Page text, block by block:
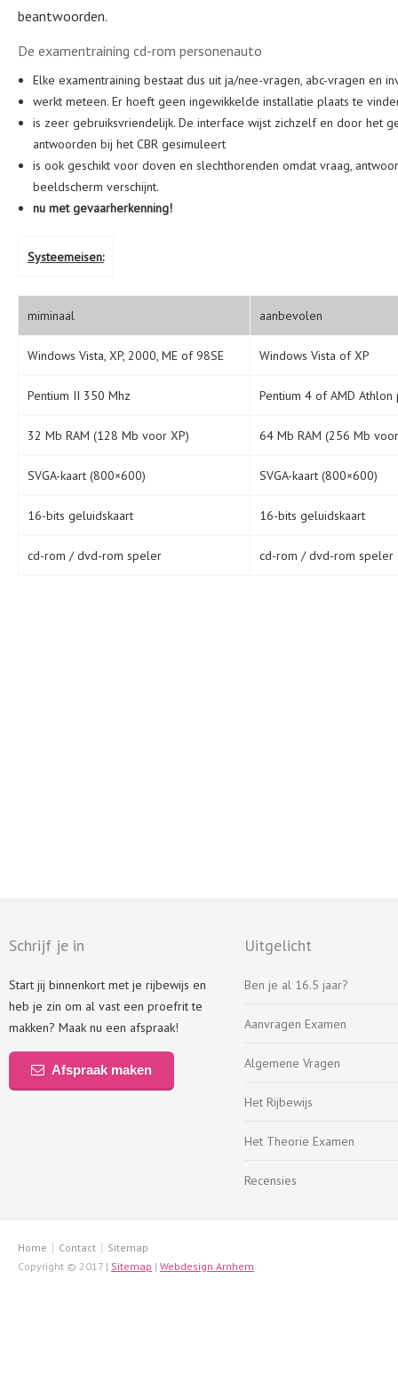
beantwoorden.
De examentraining cd-rom personenauto
Elke examentraining bestaat dus uit ja/nee-vragen, abc-vragen en
werkt meteen. Er hoeft geen ingewikkelde installatie plaats te
is zeer gebruiksvriendelijk. De interface wijst zichzelf en door het
antwoorden bij het CBR gesimuleert
is ook geschikt voor doven en slechthorenden omdat vraag,
beeldscherm verschijnt.
nu met gevaarherkenning!
Systeemeisen:
miminaal aanbevolen
Windows Vista, XP, 2000, ME of 98SE Windows Vista of XP
Pentium II 350 Mhz Pentium 4 of AMD Athlon
32 Mb RAM (128 Mb voor XP) 64 Mb RAM (256 Mb
SVGA-kaart (800×600) SVGA-kaart (800×600)
16-bits geluidskaart 16-bits geluidskaart
cd-rom / dvd-rom speler cd-rom / dvd-rom speler
Schrijf je in
Start jij binnenkort met je rijbewijs en
heb je zin om al vast een proefrit te
makken? Maak nu een afspraak!
Afspraak maken
Uitgelicht
Ben je al 16.5 jaar?
Aanvragen Examen
Algemene Vragen
Het Rijbewijs
Het Theorie Examen
Recensies
Home Contact
Sitemap
Copyright © 2017 | Sitemap | Webdesign Arnhem